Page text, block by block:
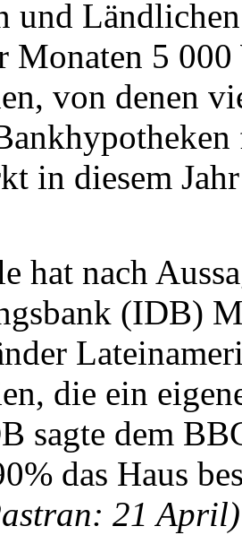
und
Monaten 5
von denen
in diesem
hat nach
(IDB)
die ein
sagte dem
das Haus
21 April)